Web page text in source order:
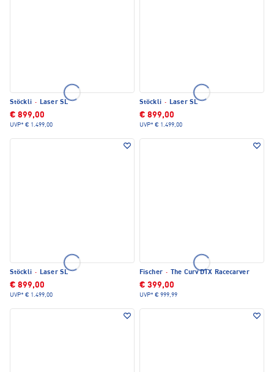
Stöckli · Laser SL
€ 899,00
UVP* € 1.499,00
Stöckli · Laser SL
€ 899,00
UVP* € 1.499,00
Stöckli · Laser SL
€ 899,00
UVP* € 1.499,00
Fischer · The Curv DTX Racecarver
€ 399,00
UVP* € 999,99